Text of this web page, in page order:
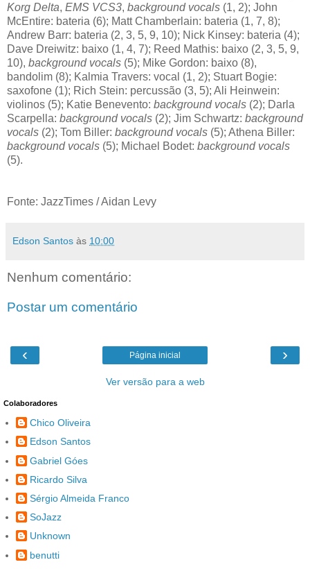
Korg Delta, EMS VCS3, background vocals (1, 2); John
McEntire: bateria (6); Matt Chamberlain: bateria (1, 7, 8);
Andrew Barr: bateria (2, 3, 5, 9, 10); Nick Kinsey: bateria (4);
Dave Dreiwitz: baixo (1, 4, 7); Reed Mathis: baixo (2, 3, 5, 9,
10), background vocals (5); Mike Gordon: baixo (8),
bandolim (8); Kalmia Travers: vocal (1, 2); Stuart Bogie:
saxofone (1); Rich Stein: percussão (3, 5); Ali Heinwein:
violinos (5); Katie Benevento: background vocals (2); Darla
Scarpella: background vocals (2); Jim Schwartz: background
vocals (2); Tom Biller: background vocals (5); Athena Biller:
background vocals (5); Michael Bodet: background vocals
(5).
Fonte: JazzTimes / Aidan Levy
Edson Santos às 10:00
Nenhum comentário:
Postar um comentário
‹ ›
Página inicial
Ver versão para a web
Colaboradores
Chico Oliveira
Edson Santos
Gabriel Góes
Ricardo Silva
Sérgio Almeida Franco
SoJazz
Unknown
benutti